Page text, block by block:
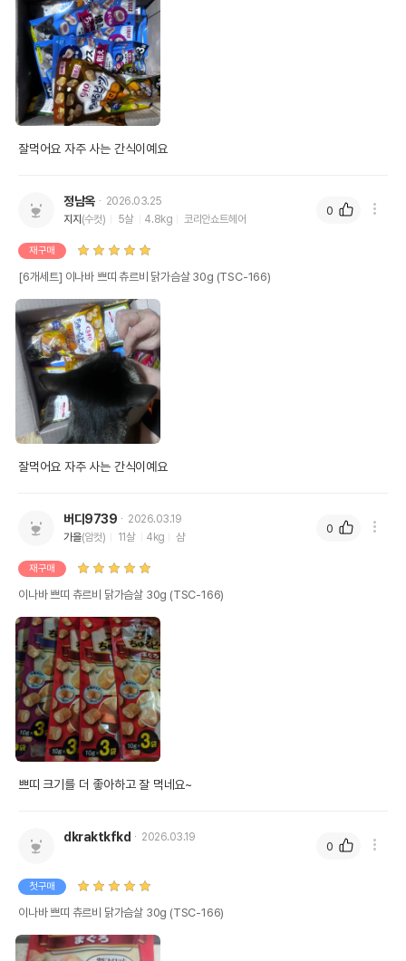
잘먹어요 자주 사는 간식이예요
정남옥
2026.03.25
지지 (수컷) 5살 4.8kg 코리안쇼트헤어
재구매
[6개세트] 이나바 쁘띠 츄르비 닭가슴살 30g (TSC-166)
잘먹어요 자주 사는 간식이예요
0
버디9739
2026.03.19
가을(암컷) 11살 4kg 샴
재구매
이나바 쁘띠 츄르비 닭가슴살 30g (TSC-166)
쁘띠 크기를 더 좋아하고 잘 먹네요~
0
dkraktkfkd 2026.03.19
첫구매
이나바 쁘띠 츄르비 닭가슴살 30g (TSC-166)
0